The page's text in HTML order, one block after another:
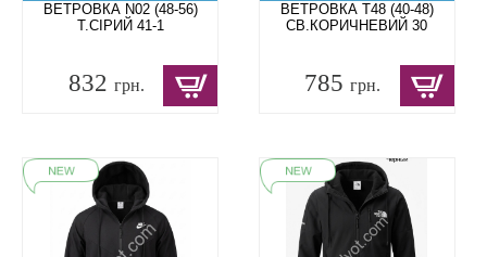
ВЕТРОВКА N02 (48-56)
Т.СІРИЙ 41-1
832 грн.
ВЕТРОВКА T48 (40-48)
СВ.КОРИЧНЕВИЙ 30
785грн.